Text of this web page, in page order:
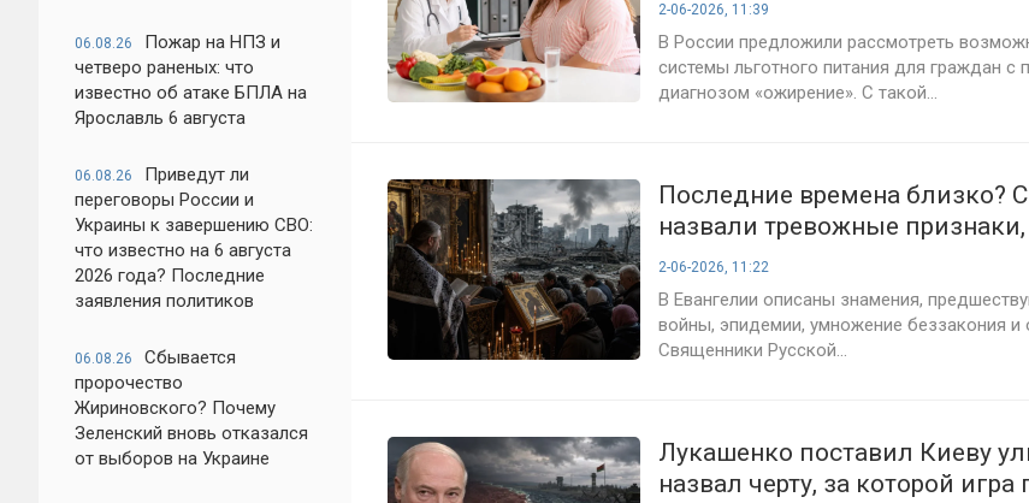
06.08.26
Пожар на НПЗ и
четверо раненых: что
известно об атаке БПЛА на
Ярославль 6 августа
06.08.26
Приведут ли
переговоры России и
Украины к завершению СВО:
что известно на 6 августа
2026 года? Последние
заявления политиков
06.08.26
Сбывается
пророчество
Жириновского? Почему
Зеленский вновь отказался
от выборов на Украине
2-06-2026, 11:39
В России предложили рассмотреть
системы льготного питания для граждан
диагнозом «ожирение». С такой...
Последние времена близко?
назвали тревожные
говорится в Библии
2-06-2026, 11:22
В Евангелии описаны знамения,
войны, эпидемии, умножение беззакония
Священники Русской...
Лукашенко поставил Киеву
назвал черту, за которой игра